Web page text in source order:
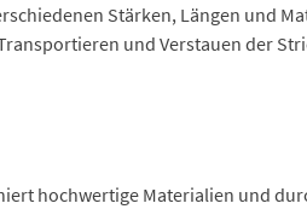
Stärken, Längen und
und Verstauen der
hochwertige Materialien und